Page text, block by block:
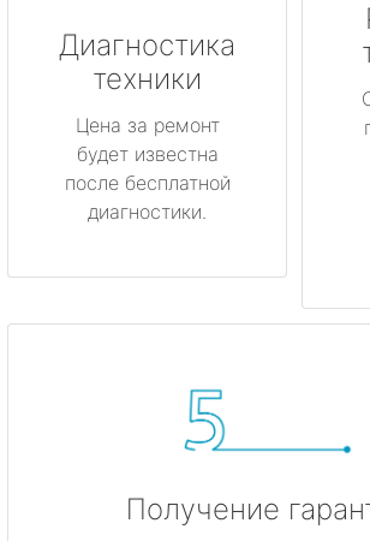
Диагностика
техники
Цена за ремонт
будет известна
после бесплатной
диагностики.
Получение